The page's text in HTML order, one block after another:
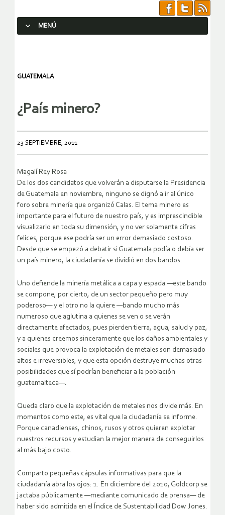
MENÚ
GUATEMALA
¿País minero?
23 SEPTIEMBRE, 2011
Magalí Rey Rosa
De los dos candidatos que volverán a disputarse la Presidencia
de Guatemala en noviembre, ninguno se dignó a ir al único
foro sobre minería que organizó Calas. El tema minero es
importante para el futuro de nuestro país, y es imprescindible
visualizarlo en toda su dimensión, y no ver solamente cifras
felices, porque ese podría ser un error demasiado costoso.
Desde que se empezó a debatir si Guatemala podía o debía ser
un país minero, la ciudadanía se dividió en dos bandos.
Uno defiende la minería metálica a capa y espada —este bando
se compone, por cierto, de un sector pequeño pero muy
poderoso— y el otro no la quiere —bando mucho más
numeroso que aglutina a quienes se ven o se verán
directamente afectados, pues pierden tierra, agua, salud y paz,
y a quienes creemos sinceramente que los daños ambientales y
sociales que provoca la explotación de metales son demasiado
altos e irreversibles, y que esta opción destruye muchas otras
posibilidades que sí podrían beneficiar a la población
guatemalteca—.
Queda claro que la explotación de metales nos divide más. En
momentos como este, es vital que la ciudadanía se informe.
Porque canadienses, chinos, rusos y otros quieren explotar
nuestros recursos y estudian la mejor manera de conseguirlos
al más bajo costo.
Comparto pequeñas cápsulas informativas para que la
ciudadanía abra los ojos: 1. En diciembre del 2010, Goldcorp se
jactaba públicamente —mediante comunicado de prensa— de
haber sido admitida en el Índice de Sustentabilidad Dow Jones.